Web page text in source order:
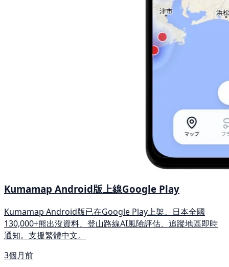
Kumamap Android版上線Google Play
Kumamap Android版已在Google Play上架。日本全國
130,000+熊出沒資料、登山路線AI風險評估、追蹤地區即時
通知。支援繁體中文。
3個月前